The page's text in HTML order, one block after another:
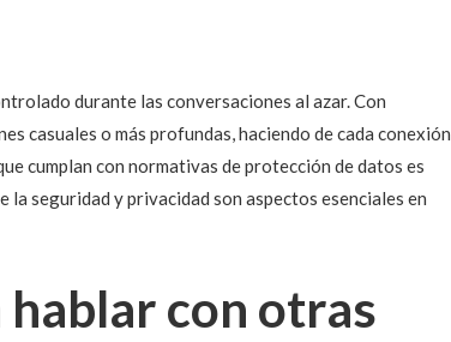
durante las conversaciones al azar. Con
casuales o más profundas, haciendo de cada conexión
cumplan con normativas de protección de datos es
seguridad y privacidad son aspectos esenciales en
hablar con otras